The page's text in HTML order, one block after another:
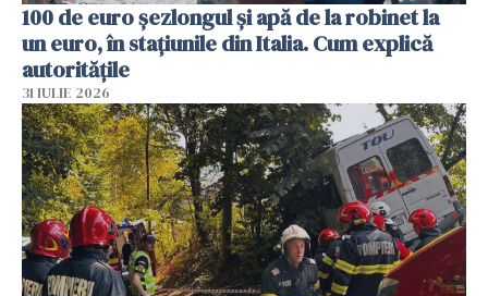
100 de euro șezlongul și apă de la robinet la
un euro, în stațiunile din Italia. Cum explică
autoritățile
31 IULIE 2026